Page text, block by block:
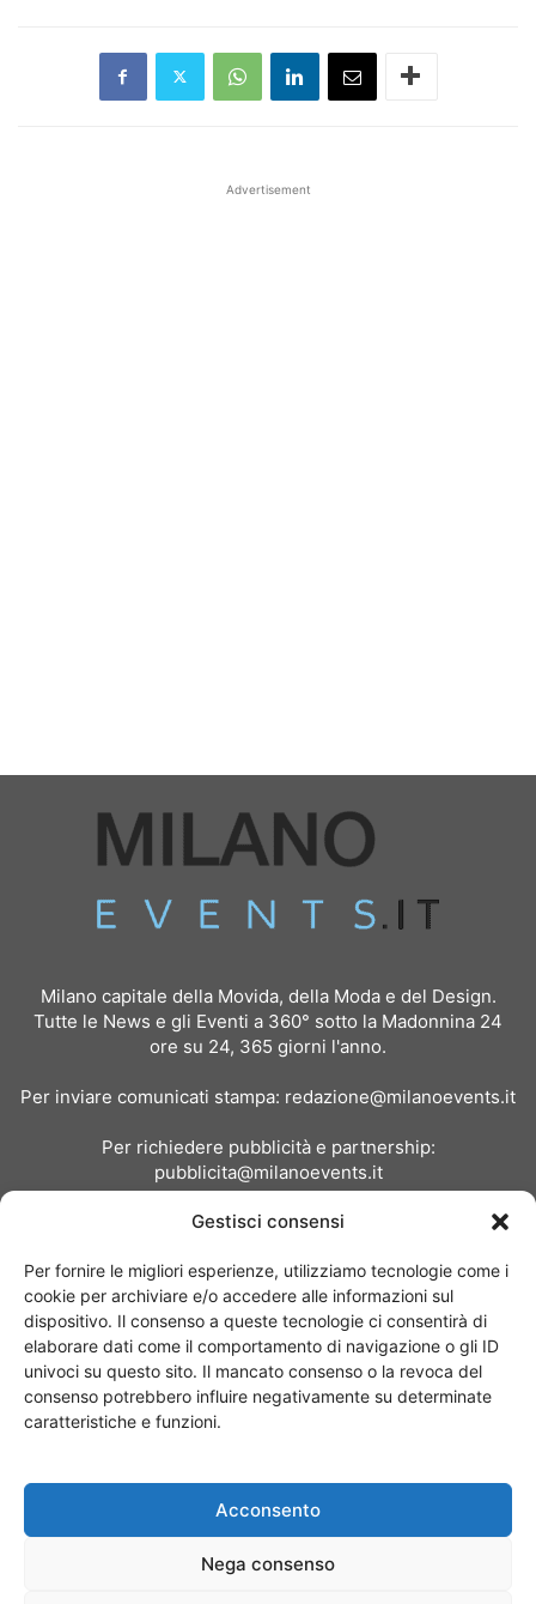
Gestisci consensi
Per fornire le migliori esperienze, utilizziamo tecnologie come i
cookie per archiviare e/o accedere alle informazioni sul
dispositivo. Il consenso a queste tecnologie ci consentirà di
elaborare dati come il comportamento di navigazione o gli ID
univoci su questo sito. Il mancato consenso o la revoca del
consenso potrebbero influire negativamente su determinate
caratteristiche e funzioni.
Acconsento
Nega consenso
Advertisement
Milano capitale della Movida, della Moda e del Design.
Tutte le News e gli Eventi a 360° sotto la Madonnina 24
ore su 24, 365 giorni l'anno.
Per inviare comunicati stampa: redazione@milanoevents.it
Per richiedere pubblicità e partnership:
pubblicita@milanoevents.it
Chi siamo I Nostri Clienti
© Copyright 2017 - MilanoEvents.it© managed by